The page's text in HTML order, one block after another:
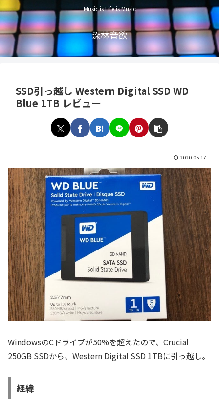
Music is Life is Music
深林音欲
SSD引っ越し Western Digital SSD WD
Blue 1TB レビュー
2020.05.17
WindowsのCドライブが50%を超えたので、Crucial
250GB SSDから、Western Digital SSD 1TBに引っ越し。
経緯